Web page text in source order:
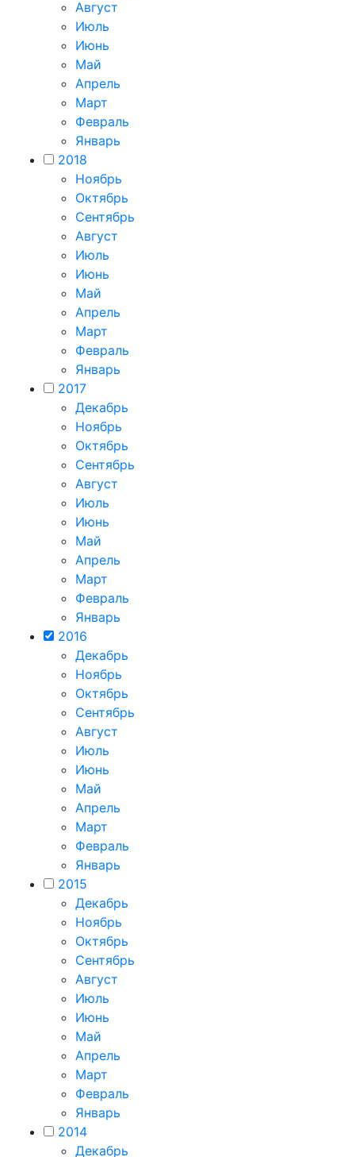
Август
Июль
Июнь
Май
Апрель
Март
Февраль
Январь
2018
Ноябрь
Октябрь
Сентябрь
Август
Июль
Июнь
Май
Апрель
Март
Февраль
Январь
2017
Декабрь
Ноябрь
Октябрь
Сентябрь
Август
Июль
Июнь
Май
Апрель
Март
Февраль
Январь
2016
Декабрь
Ноябрь
Октябрь
Сентябрь
Август
Июль
Июнь
Май
Апрель
Март
Февраль
Январь
2015
Декабрь
Ноябрь
Октябрь
Сентябрь
Август
Июль
Июнь
Май
Апрель
Март
Февраль
Январь
2014
Декабрь